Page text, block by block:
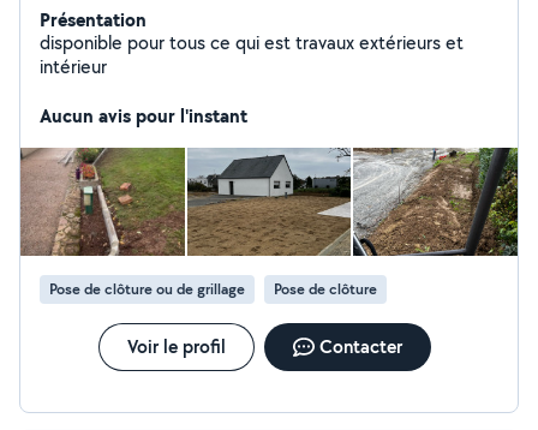
Présentation
disponible pour tous ce qui est travaux extérieurs et
intérieur
Aucun avis pour l'instant
Pose de clôture ou de grillage Pose de clôture
Voir le profil Contacter